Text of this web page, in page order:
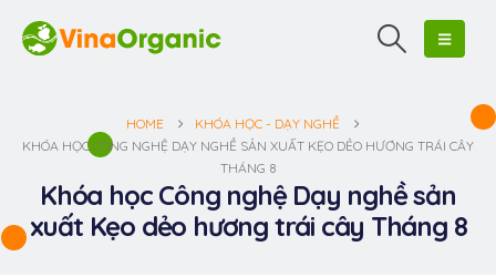
HOME
KHÓA HỌC - DẠY NGHỀ
KHÓA HỌC CÔNG NGHỆ DẠY NGHỀ SẢN XUẤT KẸO DẺO HƯƠNG TRÁI CÂY
THÁNG 8
Khóa học Công nghệ Dạy nghề sản
xuất Kẹo dẻo hương trái cây Tháng 8